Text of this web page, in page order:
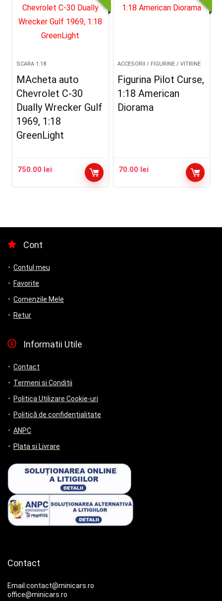
SCARA 1:18
MAcheta auto
Chevrolet C-30
Dually Wrecker Gulf
1969, 1:18
GreenLight
750.00 lei
ACCESORII / FIGURINE / VITRINE
Figurina Pilot Curse,
1:18 American
Diorama
70.00 lei
Cont
Contul meu
Favorite
Comenzile Mele
Retur
Informatii Utile
Contact
Termeni si Conditii
Politica Utilizare Cookie-uri
Politică de confidențialitate
ANPC
Plata si Livrare
Contact
Email:contact@minicars.ro
office@minicars.ro